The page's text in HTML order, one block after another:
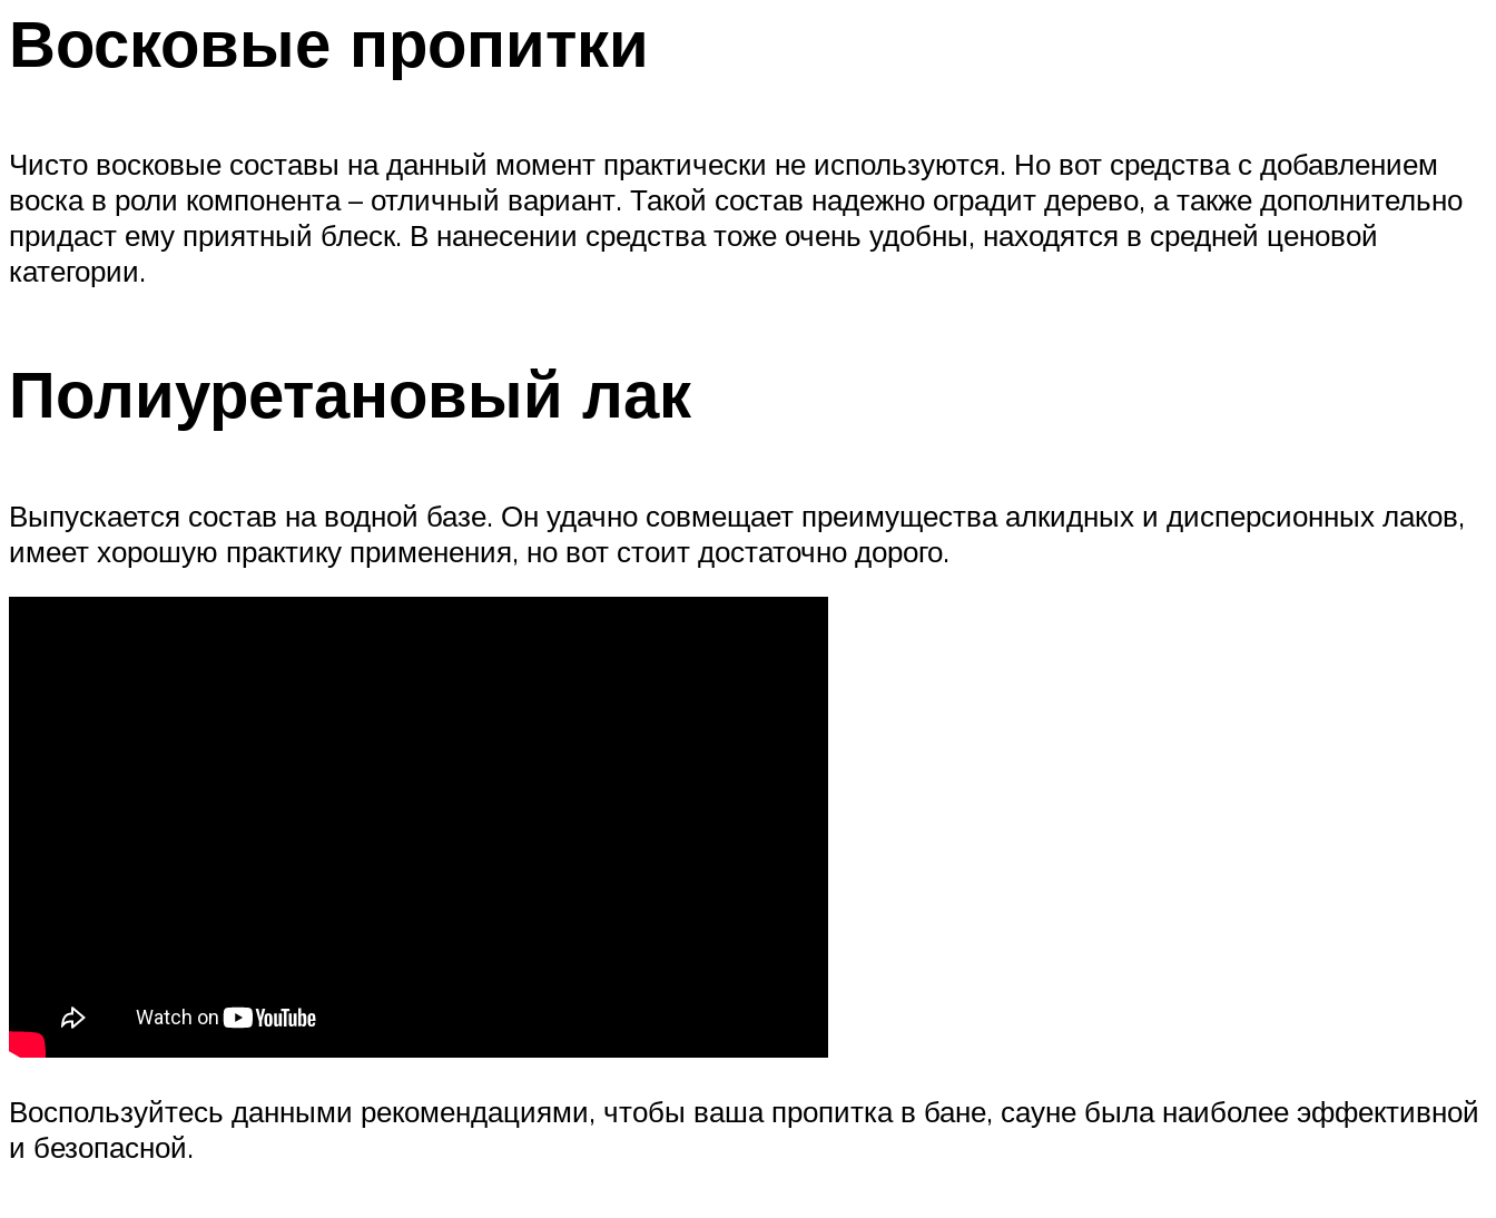
Восковые пропитки
Чисто восковые составы на данный момент практически не используются. Но вот средства с добавлением
воска в роли компонента – отличный вариант. Такой состав надежно оградит дерево, а также дополнительно
придаст ему приятный блеск. В нанесении средства тоже очень удобны, находятся в средней ценовой
категории.
Полиуретановый лак
Выпускается состав на водной базе. Он удачно совмещает преимущества алкидных и дисперсионных лаков,
имеет хорошую практику применения, но вот стоит достаточно дорого.
Воспользуйтесь данными рекомендациями, чтобы ваша пропитка в бане, сауне была наиболее эффективной
и безопасной.